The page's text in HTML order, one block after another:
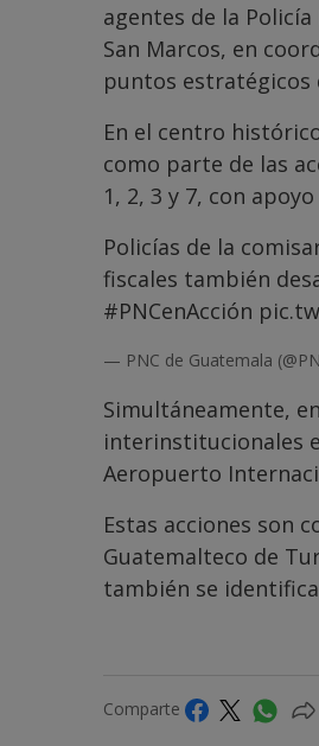
agentes de la
San Marcos, en
puntos estratégicos
En el centro
como parte de las
1, 2, 3 y 7, con
Policías de la
fiscales también
#PNCenAcción
— PNC de Guatemala
Simultáneamente,
interinstitucionales
Aeropuerto
Estas acciones son
Guatemalteco de
también se
Comparte